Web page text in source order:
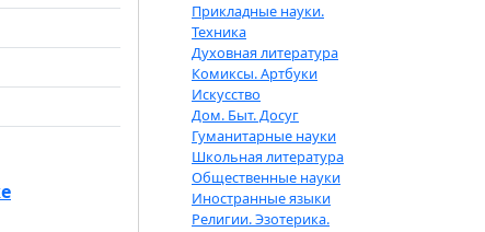
Прикладные науки.
Техника
Духовная литература
Комиксы. Артбуки
Искусство
Дом. Быт. Досуг
Гуманитарные науки
Школьная литература
Общественные науки
Иностранные языки
Религии. Эзотерика.